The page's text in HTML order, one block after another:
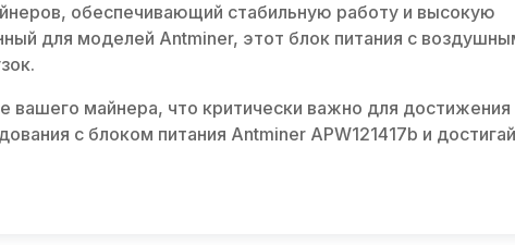
обеспечивающий стабильную работу и высокую
для моделей Antminer, этот блок питания с
майнера, что критически важно для
с блоком питания Antminer APW121417b и